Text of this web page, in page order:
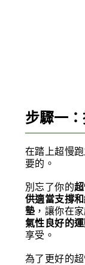
步驟一
在踏上超慢
要的。
別忘了你的
供適當支撐
墊，讓你在
氣性良好的
享受。
為了更好的